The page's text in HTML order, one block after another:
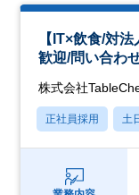
【IT×飲食/対
歓迎/問い合わ
株式会社
正社員採用 土